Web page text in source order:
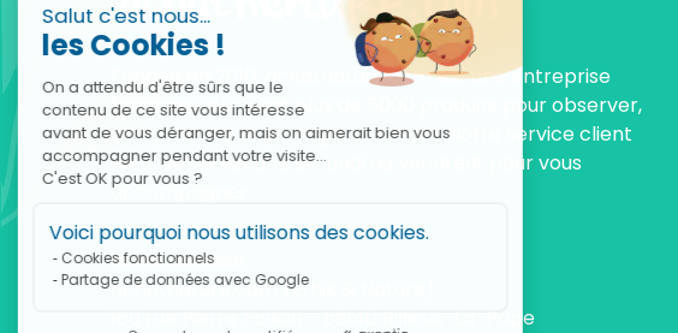
Salut c'est nous...
les Cookies !
On a attendu d'être sûrs que le
contenu de ce site vous intéresse
avant de vous déranger, mais on aimerait bien vous
accompagner pendant votre visite...
C'est OK pour vous ?
Voici pourquoi nous utilisons des cookies.
Cookies fonctionnels
Partage de données avec Google
Fondée en 2010, achatnature.com est une entreprise
française qui réunit plus de 5000 produits pour observer,
comprendre et protéger la nature. Notre service client
est à votre écoute, du lundi au vendredi, pour vous
accompagner.
Notre adresse :
achatnature.com (Ethik & Nature)
160 rue Pierre Fallion - 69140 Rillieux-La-Pape